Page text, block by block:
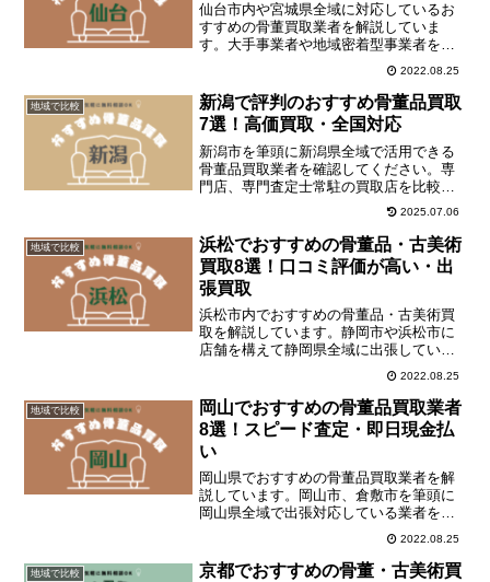
仙台市内や宮城県全域に対応しているお
すすめの骨董買取業者を解説していま
す。大手事業者や地域密着型事業者を一
2022.08.25
地域で比較
新潟で評判のおすすめ骨董品買取
7選！高価買取・全国対応
新潟市を筆頭に新潟県全域で活用できる
骨董品買取業者を確認してください。専
門店、専門査定士常駐の買取店を比較し
2025.07.06
地域で比較
浜松でおすすめの骨董品・古美術
買取8選！口コミ評価が高い・出
張買取
浜松市内でおすすめの骨董品・古美術買
取を解説しています。静岡市や浜松市に
店舗を構えて静岡県全域に出張している
業者や日本全国対応の大手買取業者に相
2022.08.25
地域で比較
岡山でおすすめの骨董品買取業者
8選！スピード査定・即日現金払
い
岡山県でおすすめの骨董品買取業者を解
説しています。岡山市、倉敷市を筆頭に
岡山県全域で出張対応している業者をチ
2022.08.25
地域で比較
京都でおすすめの骨董・古美術買